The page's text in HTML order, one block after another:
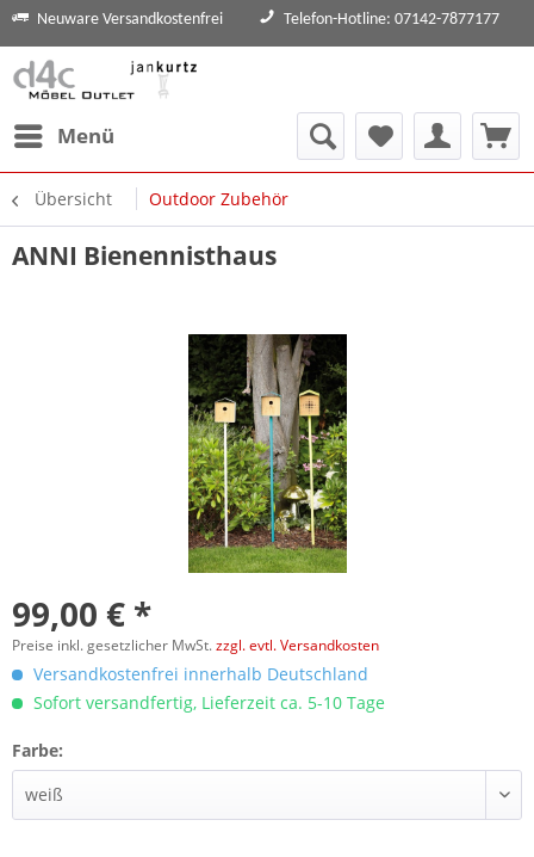
Neuware Versandkostenfrei Telefon-Hotline: 07142-7877177
Menü
Übersicht Outdoor Zubehör
ANNI Bienennisthaus
99,00 € *
Preise inkl. gesetzlicher MwSt.zzgl. evtl. Versandkosten
Versandkostenfrei innerhalb Deutschland
Sofort versandfertig, Lieferzeit ca. 5-10 Tage
Farbe: